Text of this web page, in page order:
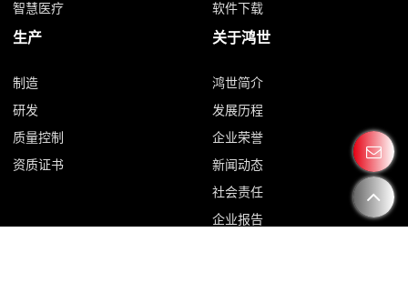
智慧医疗
软件下载
生产
制造
研发
质量控制
资质证书
关于鸿世
鸿世简介
发展历程
企业荣誉
新闻动态
社会责任
企业报告